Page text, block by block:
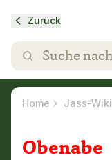
Zurück
Home Jass-Wiki
Obenabe